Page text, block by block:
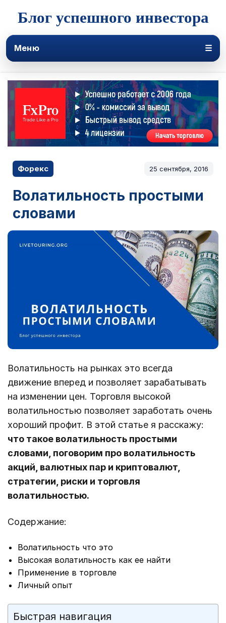
Блог успешного инвестора
Меню ☰
Форекс 25 сентября, 2016
Волатильность простыми
словами
Волатильность на рынках это всегда
движение вперед и позволяет зарабатывать
на изменении цен. Торговля высокой
волатильностью позволяет заработать очень
хороший профит. В этой статье я расскажу:
что такое волатильность простыми
словами, поговорим про волатильность
акций, валютных пар и криптовалют,
стратегии, риски и торговля
волатильностью.
Содержание:
Волатильность что это
Высокая волатильность как ее найти
Применение в торговле
Личный опыт
Быстрая навигация